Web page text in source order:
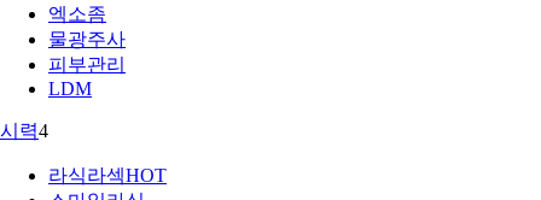
엑소좀
물광주사
피부관리
LDM
시력4
라식라섹HOT